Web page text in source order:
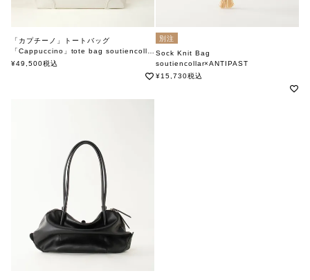
「カプチーノ」トートバッグ
「Cappuccino」tote bag soutiencollar
soutiencollar（ステンカラー）
¥49,500税込
別注
Sock Knit Bag
soutiencollar×ANTIPAST
ステンカラー×アンティパスト
¥15,730税込